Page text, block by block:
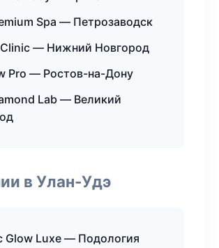
Spa — Петрозаводск
— Нижний Новгород
Pro — Ростов-на-Дону
Lab — Великий
в Улан-Удэ
Glow Luxe — Подология